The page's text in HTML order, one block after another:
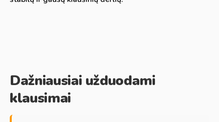
Dažniausiai užduodami
klausimai